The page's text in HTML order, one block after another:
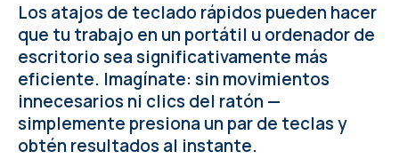
Los atajos de teclado rápidos pueden hacer
que tu trabajo en un portátil u ordenador de
escritorio sea significativamente más
eficiente. Imagínate: sin movimientos
innecesarios ni clics del ratón —
simplemente presiona un par de teclas y
obtén resultados al instante.